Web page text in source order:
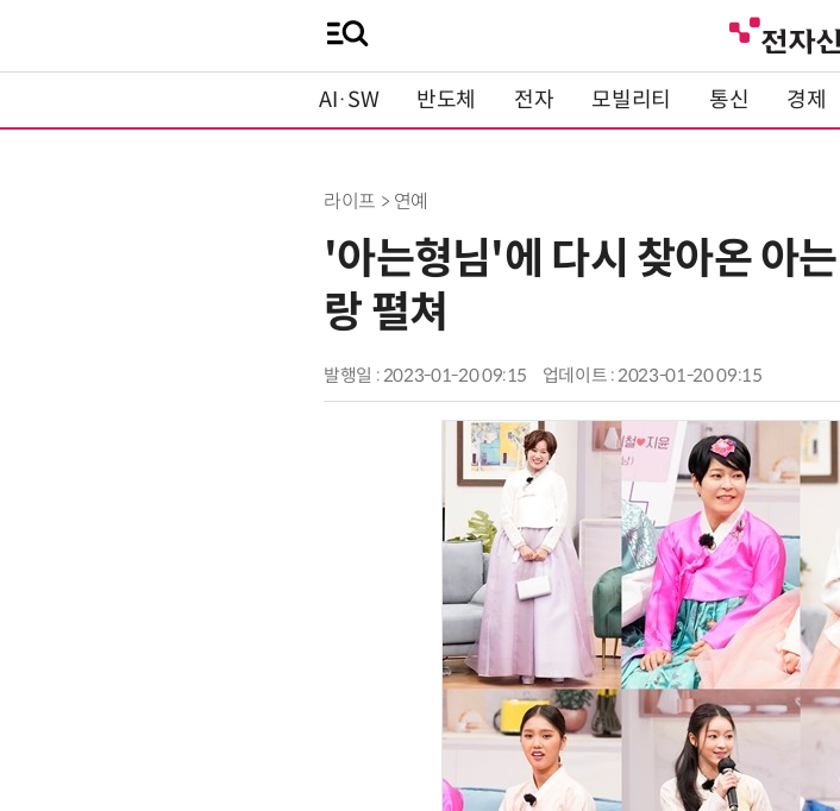
AI·SW 반도체 전자 모빌리티 통신 경제
라이프 > 연예
'아는형님'에 다시 찾아온 아
랑 펼쳐
발행일 : 2023-01-20 09:15 업데이트 : 2023-01-20 09:15